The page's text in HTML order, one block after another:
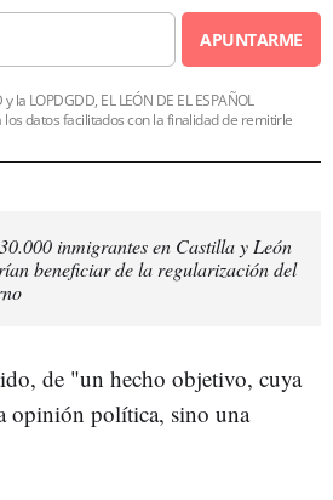
APUNTARME
la LOPDGDD, EL LEÓN DE EL ESPAÑOL
los datos facilitados con la finalidad de remitirle
inmigrantes en Castilla y León
beneficiar de la regularización del
de "un hecho objetivo, cuya
opinión política, sino una